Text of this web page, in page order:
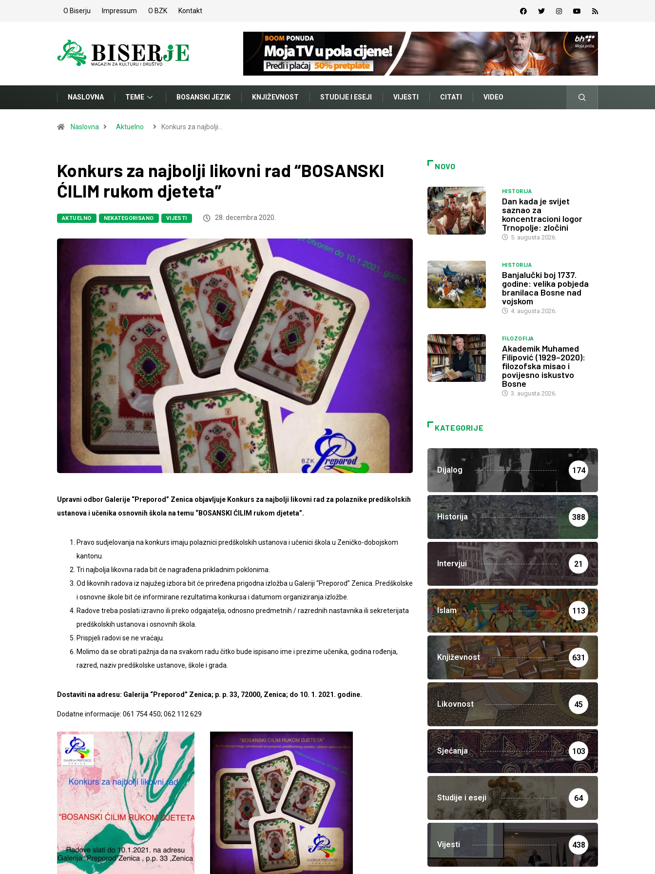
O Biserju Impressum O BZK Kontakt
NASLOVNA TEME BOSANSKI JEZIK KNJIŽEVNOST STUDIJE I ESEJI VIJESTI CITATI VIDEO
Naslovna Aktuelno Konkurs za najbolji…
Konkurs za najbolji likovni rad “BOSANSKI
ĆILIM rukom djeteta”
AKTUELNO NEKATEGORISANO VIJESTI 28. decembra 2020.
Upravni odbor Galerije “Preporod” Zenica objavljuje Konkurs za najbolji likovni rad za polaznike predškolskih
ustanova i učenika osnovnih škola na temu “BOSANSKI ĆILIM rukom djeteta”.
Pravo sudjelovanja na konkurs imaju polaznici predškolskih ustanova i učenici škola u Zeničko-dobojskom
kantonu.
Tri najbolja likovna rada bit će nagrađena prikladnim poklonima.
Od likovnih radova iz najužeg izbora bit će priređena prigodna izložba u Galeriji “Preporod” Zenica. Predškolske
i osnovne škole bit će informirane rezultatima konkursa i datumom organiziranja izložbe.
Radove treba poslati izravno ili preko odgajatelja, odnosno predmetnih / razrednih nastavnika ili sekreterijata
predškolskih ustanova i osnovnih škola.
Prispjeli radovi se ne vraćaju.
Molimo da se obrati pažnja da na svakom radu čitko bude ispisano ime i prezime učenika, godina rođenja,
razred, naziv predškolske ustanove, škole i grada.
Dostaviti na adresu: Galerija “Preporod” Zenica; p. p. 33, 72000, Zenica; do 10. 1. 2021. godine.
Dodatne informacije: 061 754 450; 062 112 629
NOVO
HISTORIJA
Dan kada je svijet
saznao za
koncentracioni logor
Trnopolje: zločini
5. augusta 2026.
HISTORIJA
Banjalučki boj 1737.
godine: velika pobjeda
branilaca Bosne nad
vojskom
4. augusta 2026.
FILOZOFIJA
Akademik Muhamed
Filipović (1929–2020):
filozofska misao i
povijesno iskustvo
Bosne
3. augusta 2026.
KATEGORIJE
Dijalog 174
Historija 388
Intervjui 21
Islam 113
Književnost 631
Likovnost 45
Sjećanja 103
Studije i eseji 64
Vijesti 438